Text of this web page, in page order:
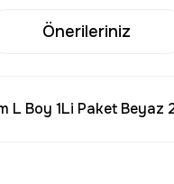
Önerileriniz
L Boy 1Li Paket Beyaz